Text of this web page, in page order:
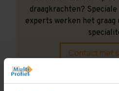
draagkrachten?
experts werken het graag
Contact met